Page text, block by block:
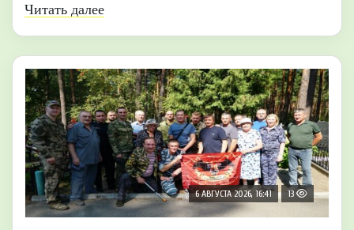
Читать далее
6 АВГУСТА 2026, 16:41 13